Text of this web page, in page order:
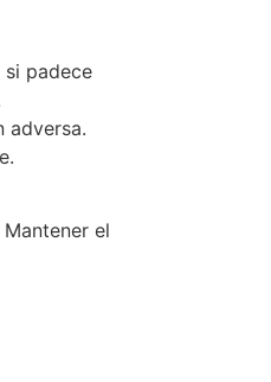
padece
adversa.
el